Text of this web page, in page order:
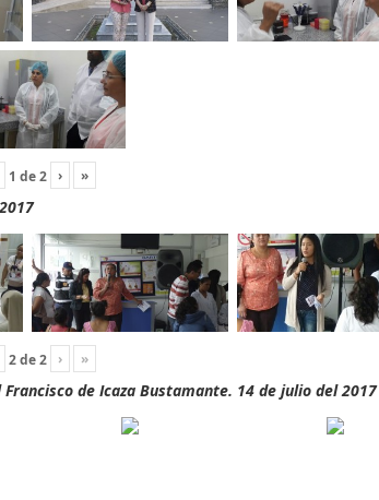
1 de2 › »
2de2 › »
de Icaza Bustamante. 14 de julio del 2017